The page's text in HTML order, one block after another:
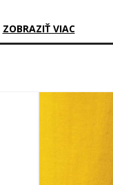
zauzľuje sa s
tiene a iskričky,
vec
blízkeho
ZOBRAZIŤ VIAC